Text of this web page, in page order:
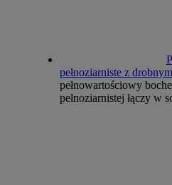
pełnoziarniste z
pełnowartościowy
pełnoziarnistej łączy w